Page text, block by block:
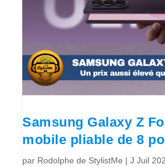
Samsung Galaxy Z
mobile pliable de 8
par Rodolphe de StylistMe |J Juil